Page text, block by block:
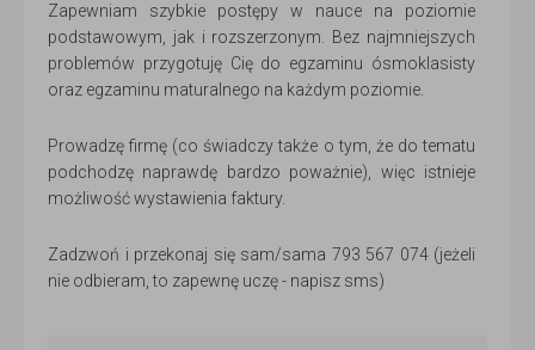
Zapewniam szybkie postępy w nauce na poziomie
podstawowym, jak i rozszerzonym. Bez najmniejszych
problemów przygotuję Cię do egzaminu ósmoklasisty
oraz egzaminu maturalnego na każdym poziomie.
Prowadzę firmę (co świadczy także o tym, że do tematu
podchodzę naprawdę bardzo poważnie), więc istnieje
możliwość wystawienia faktury.
Zadzwoń i przekonaj się sam/sama 793 567 074 (jeżeli
nie odbieram, to zapewnę uczę - napisz sms)